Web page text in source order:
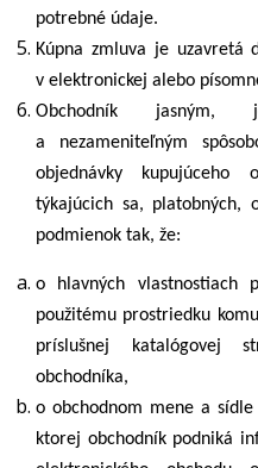
potrebné údaje.
Kúpna zmluva je uzavretá
v elektronickej alebo
Obchodník jasným,
a nezameniteľným
objednávky kupujúceho
týkajúcich sa, platobných,
podmienok tak, že:
o hlavných vlastnostiach
použitému prostriedku
príslušnej katalógovej
obchodníka,
o obchodnom mene a
ktorej obchodník podniká